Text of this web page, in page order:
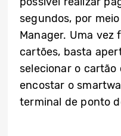
segundos, por
Manager. Uma vez
cartões, basta
selecionar o cartão
encostar o
terminal de ponto